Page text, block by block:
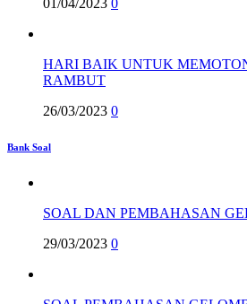
01/04/2023 0
HARI BAIK UNTUK
RAMBUT
26/03/2023 0
Bank Soal
SOAL DAN PEMBAHASAN
29/03/2023 0